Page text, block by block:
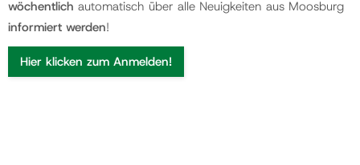
wöchentlich automatisch über alle Neuigkeiten aus Moosburg
informiert werden!
Hier klicken zum Anmelden!